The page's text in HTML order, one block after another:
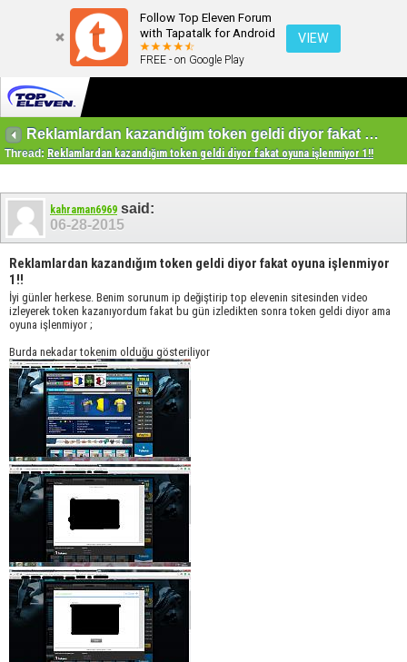
Follow Top Eleven Forum
with Tapatalk for Android
FREE - on Google Play
VIEW
Reklamlardan kazandığım token geldi diyor fakat oyuna işlenmiyor 1!!
Thread: Reklamlardan kazandığım token geldi diyor fakat oyuna işlenmiyor 1!!
kahraman6969 said:
06-28-2015
Reklamlardan kazandığım token geldi diyor fakat oyuna işlenmiyor
1!!
İyi günler herkese. Benim sorunum ip değiştirip top elevenin sitesinden video
izleyerek token kazanıyordum fakat bu gün izledikten sonra token geldi diyor ama
oyuna işlenmiyor ;
Burda nekadar tokenim olduğu gösteriliyor